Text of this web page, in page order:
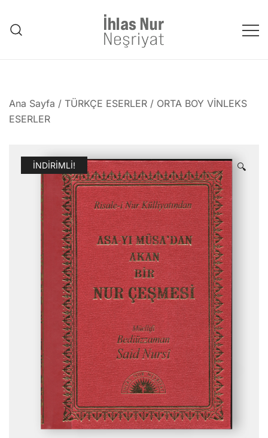
content
Ana Sayfa / TÜRKÇE ESERLER / ORTA BOY VİNLEKS
ESERLER
İNDIRIMLI! 🔍